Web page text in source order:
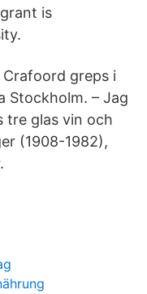
is
greps i
– Jag
tre glas vin och
(1908-1982),